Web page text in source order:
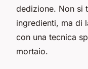
dedizione. Non si
ingredienti, ma di
con una tecnica
mortaio.